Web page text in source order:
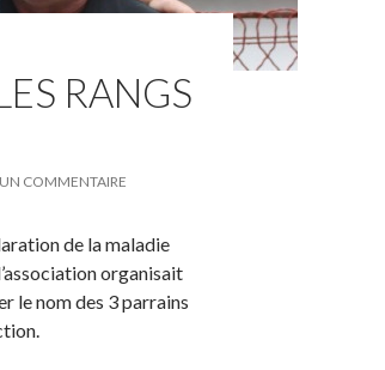
RANGS
UN COMMENTAIRE
de la maladie
organisait
le nom des 3 parrains
de l’association